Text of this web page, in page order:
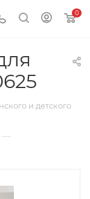
0
и детского
—